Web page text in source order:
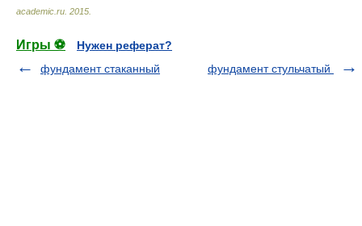
academic.ru 2015
Игры ⚽
Нужен реферат?
фундамент стаканный
фундамент стульчатый